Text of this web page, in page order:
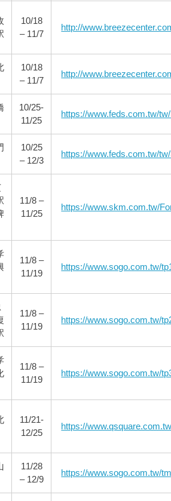
10/18
– 11/7
http://
10/18
– 11/7
http://
10/25-
11/25
https://www.feds.com.tw/
10/25
– 12/3
https://www.feds.com.tw/
11/8 –
11/25
https://www.skm.com.tw/
11/8 –
11/19
https://www.sogo.com.tw/
11/8 –
11/19
https://www.sogo.com.tw/
11/8 –
11/19
https://www.sogo.com.tw/
11/21-
12/25
https://
11/28
– 12/9
https://www.sogo.com.tw/